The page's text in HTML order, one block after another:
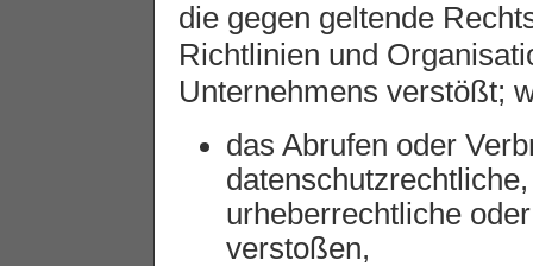
die gegen geltende
Richtlinien und
Unternehmens verstößt;
das Abrufen oder
urheberrechtliche
verstoßen,